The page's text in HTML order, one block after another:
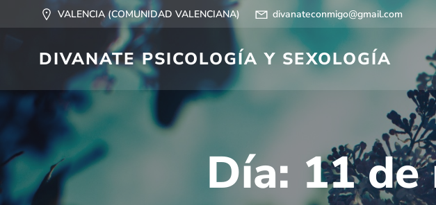
al
VALENCIA (COMUNIDAD VALENCIANA) divanateconmigo@gmail.com
DIVANATE PSICOLOGÍA Y SEXOLOGÍA
Día: 11